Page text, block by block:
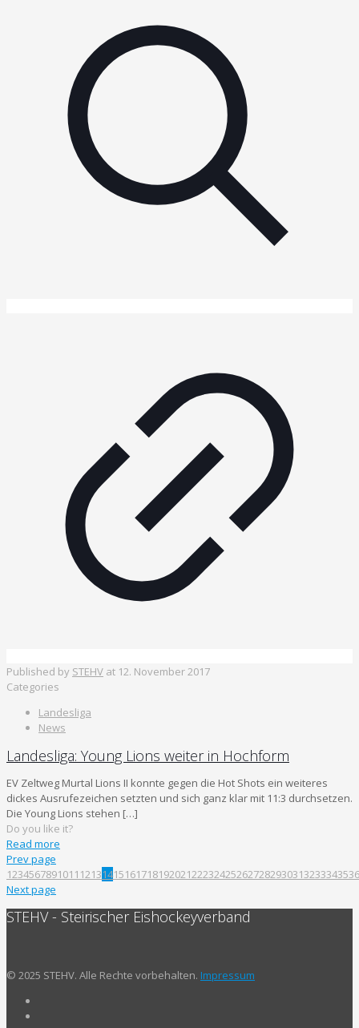
Published by STEHV at 12. November 2017
Categories
Landesliga
News
Landesliga: Young Lions weiter in Hochform
EV Zeltweg Murtal Lions II konnte gegen die Hot Shots ein weiteres
dickes Ausrufezeichen setzten und sich ganz klar mit 11:3 durchsetzen.
Die Young Lions stehen […]
Do you like it?
Read more
Prev page
1234567891011 12131415161718192021222324252627282930313233343536
Next page
STEHV - Steirischer Eishockeyverband
© 2025 STEHV. Alle Rechte vorbehalten. Impressum